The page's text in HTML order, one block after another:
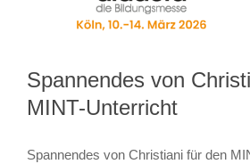
Spannendes von
MINT-Unterricht
Spannendes von Christiani für den